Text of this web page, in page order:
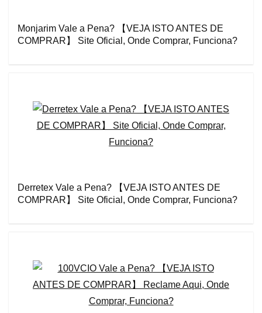
Monjarim Vale a Pena? 【VEJA ISTO ANTES DE
COMPRAR】 Site Oficial, Onde Comprar, Funciona?
Derretex Vale a Pena? 【VEJA ISTO ANTES DE
COMPRAR】 Site Oficial, Onde Comprar, Funciona?